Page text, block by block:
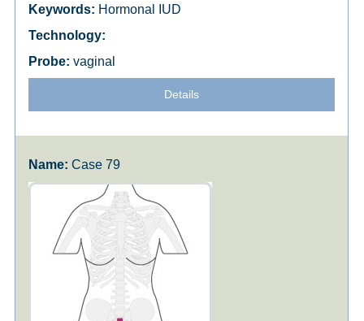
Hormonal IUD
vaginal
Details
Case 79